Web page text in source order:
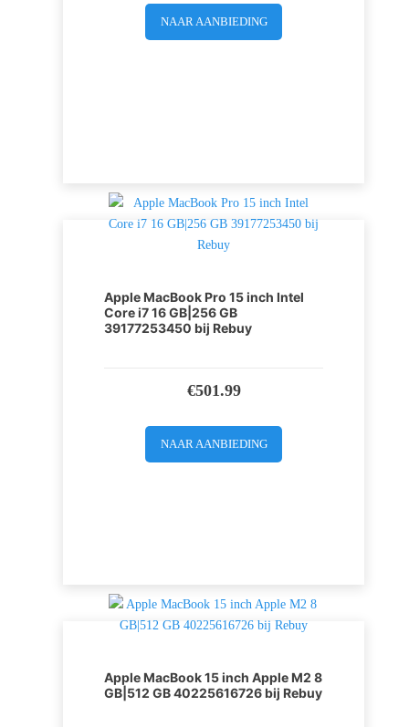
NAAR AANBIEDING
Apple MacBook Pro 15 inch Intel
Core i7 16 GB|256 GB
39177253450 bij Rebuy
€501.99
NAAR AANBIEDING
Apple MacBook 15 inch Apple M2 8
GB|512 GB 40225616726 bij Rebuy